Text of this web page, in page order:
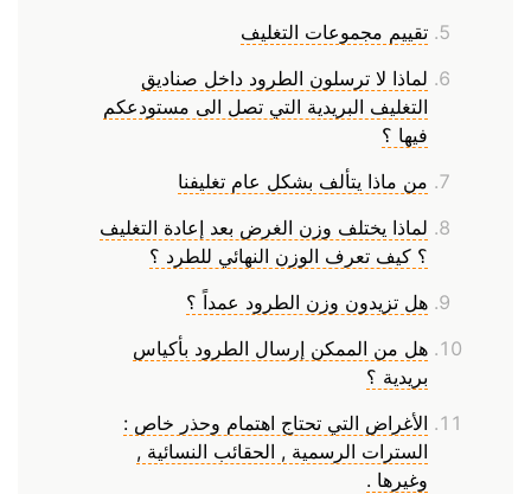
تقييم مجموعات التغليف
لماذا لا ترسلون الطرود داخل صناديق
التغليف البريدية التي تصل الى مستودعكم
فيها ؟
من ماذا يتألف بشكل عام تغليفنا
لماذا يختلف وزن الغرض بعد إعادة التغليف
؟ كيف تعرف الوزن النهائي للطرد ؟
هل تزيدون وزن الطرود عمداً ؟
هل من الممكن إرسال الطرود بأكياس
بريدية ؟
الأغراض التي تحتاج اهتمام وحذر خاص :
السترات الرسمية , الحقائب النسائية ,
وغيرها .